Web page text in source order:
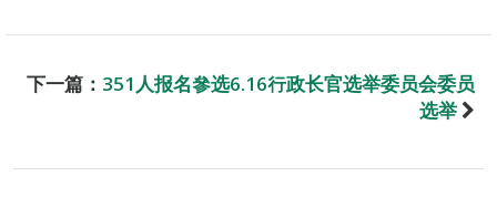
下一篇： 351人报名參选6.16行政长官选举委员会委员
选举